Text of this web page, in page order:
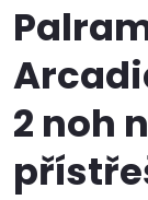
2 noh